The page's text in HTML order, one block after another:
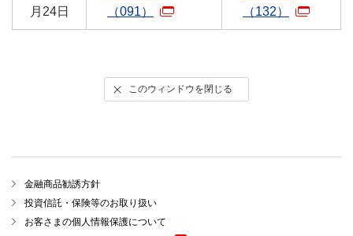
月24日
（091）
（132）
このウィンドウを閉じる
金融商品勧誘方針
投資信託・保険等のお取り扱い
お客さまの個人情報保護について